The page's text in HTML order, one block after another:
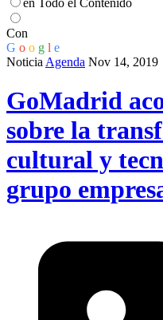
Con
G o o g l e
Noticia Agenda Nov 14, 2019
GoMadrid
sobre la
cultural y
grupo